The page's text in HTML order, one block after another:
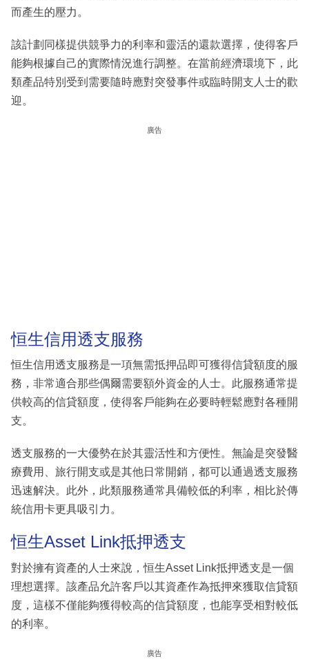
而產生的壓力。
該計劃同樣提供競爭力的利率和靈活的還款選擇，使得客戶
能夠根據自己的實際情況進行調整。在當前經濟環境下，此
類產品特別受到需要隨時應對突發事件或臨時開支人士的歡
迎。
廣告
恒生信用透支服務
恒生信用透支服務是一項無需抵押品即可獲得信貸額度的服
務，非常適合那些偶爾需要額外資金的人士。此服務通常提
供較高的信貸額度，使得客戶能夠在必要時輕鬆應對各種開
支。
透支服務的一大優勢在於其靈活性和方便性。無論是突發醫
療費用、旅行開支或是其他日常開銷，都可以通過透支服務
迅速解決。此外，此類服務通常具備較低的利率，相比於傳
統信用卡更具吸引力。
恒生Asset Link抵押透支
對於擁有資產的人士來說，恒生Asset Link抵押透支是一個
理想選擇。該產品允許客戶以其資產作為抵押來獲取信貸額
度，這樣不僅能夠獲得較高的信貸額度，也能享受相對較低
的利率。
廣告